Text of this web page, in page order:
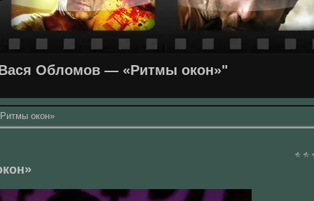
Обломов — «Ритмы окон»"
окон»